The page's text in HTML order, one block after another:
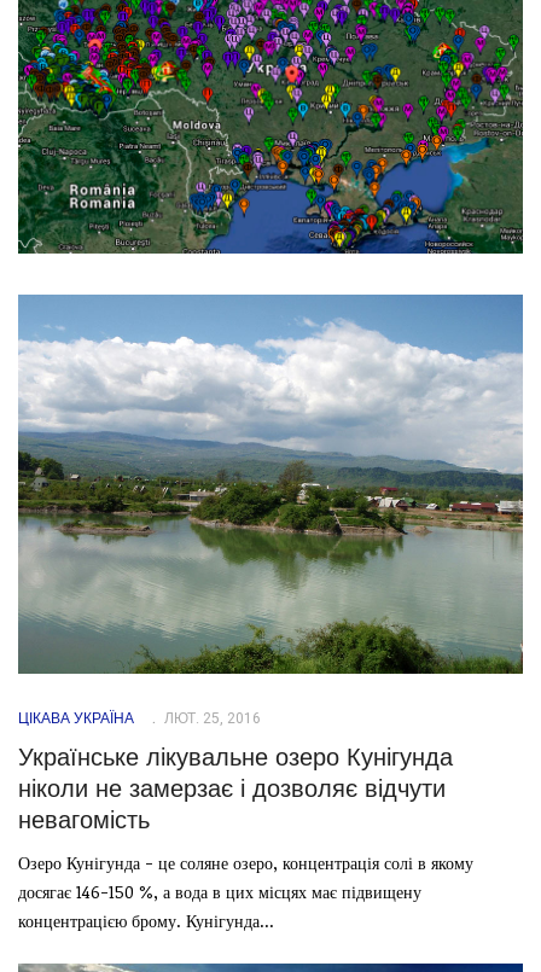
ЦІКАВА УКРАЇНА ЛЮТ. 25, 2016
Українське лікувальне озеро Кунігунда
ніколи не замерзає і дозволяє відчути
невагомість
Озеро Кунігунда - це соляне озеро, концентрація солі в якому
досягає 146-150 %, а вода в цих місцях має підвищену
концентрацією брому. Кунігунда...